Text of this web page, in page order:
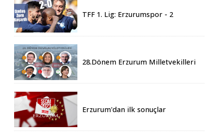
TFF 1. Lig: Erzurumspor - 2
28.Dönem Erzurum Milletvekilleri
Erzurum'dan ilk sonuçlar